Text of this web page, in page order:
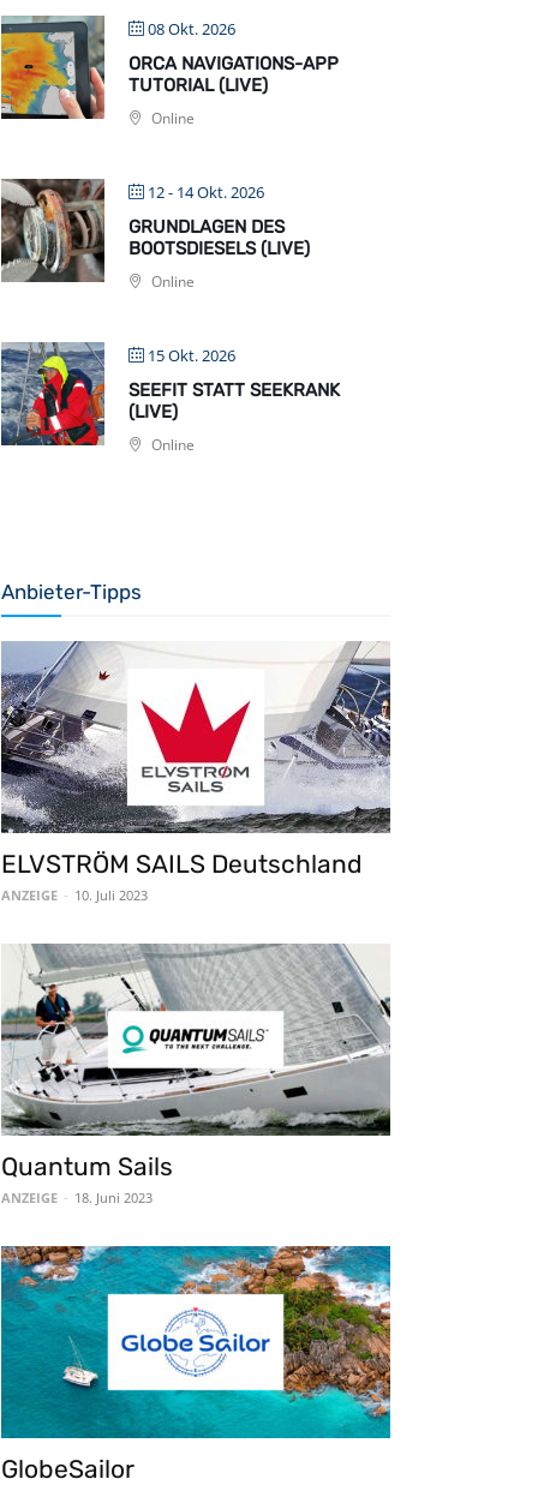
08 Okt. 2026
ORCA NAVIGATIONS-APP
TUTORIAL (LIVE)
Online
12 - 14 Okt. 2026
GRUNDLAGEN DES
BOOTSDIESELS (LIVE)
Online
15 Okt. 2026
SEEFIT STATT SEEKRANK
(LIVE)
Online
Anbieter-Tipps
ELVSTRÖM SAILS Deutschland
ANZEIGE - 10. Juli 2023
Quantum Sails
ANZEIGE - 18. Juni 2023
GlobeSailor